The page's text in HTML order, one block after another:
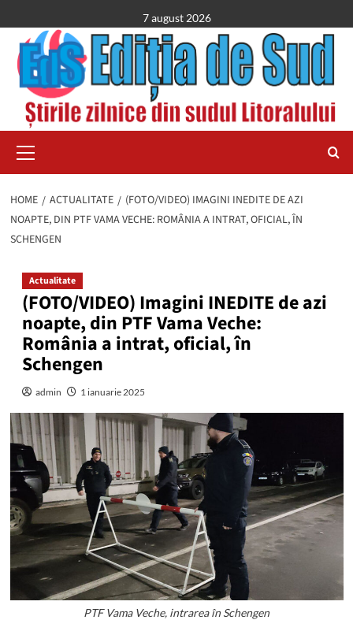
to
content
7 august 2026
Menu
HOME ACTUALITATE
(FOTO/VIDEO) IMAGINI INEDITE DE AZI
NOAPTE, DIN PTF VAMA VECHE: ROMÂNIA A INTRAT, OFICIAL, ÎN
SCHENGEN
Actualitate
(FOTO/VIDEO) Imagini INEDITE de azi
noapte, din PTF Vama Veche:
România a intrat, oficial, în
Schengen
admin 1 ianuarie 2025
PTF Vama Veche, intrarea în Schengen